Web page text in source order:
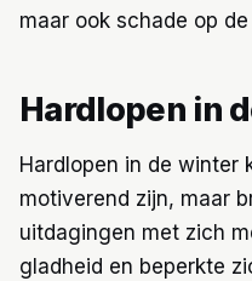
maar ook schade op
Hardlopen in
Hardlopen in de winter
motiverend zijn, maar
uitdagingen met zich
gladheid en beperkte